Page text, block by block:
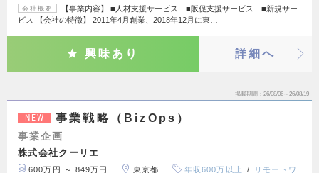
会社概要
【事業内容】 ■人材支援サービス ■販促支援サービス ■新規サー
ビス 【会社の特徴】 2011年4月創業、2018年12月に東…
興味あり 詳細へ
掲載期間 26/08/06～26/08/19
NEW 事業戦略（BizOps）
事業企画
株式会社クーリエ
600万円 ～ 849万円 東京都 年収600万以上
リモートワ